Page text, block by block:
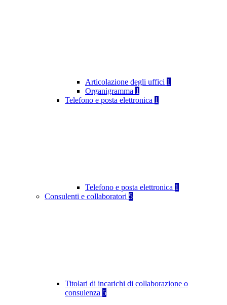
Articolazione degli uffici 1
Organigramma 1
Telefono e posta elettronica 1
Telefono e posta elettronica 1
Consulenti e collaboratori 5
Titolari di incarichi di collaborazione o
consulenza 5